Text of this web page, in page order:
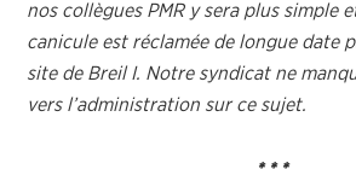
nos collègues PMR y sera plus simple
canicule est réclamée de longue date
site de Breil I. Notre syndicat ne
vers l’administration sur ce sujet.